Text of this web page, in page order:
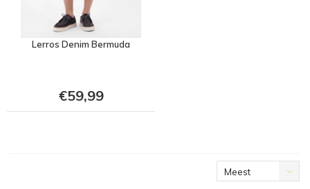
Lerros Denim Bermuda
€59,99
Meest